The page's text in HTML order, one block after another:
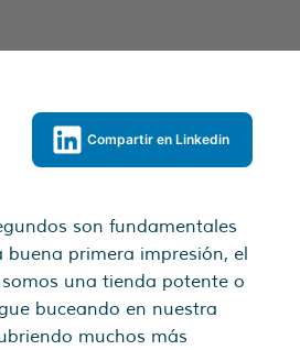
Compartir en Linkedin
son fundamentales
buena primera impresión, el
una tienda potente o
buceando en nuestra
muchos más